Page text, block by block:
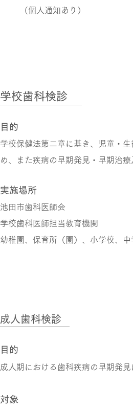
（個人通知あり）
学校歯科検診
目的
学校保健法第二章に基き、児童・
め、また疾病の早期発見・早期治
実施場所
池田市歯科医師会
学校歯科医師担当教育機関
幼稚園、保育所（園）、小学校、中
成人歯科検診
目的
成人期における歯科疾病の早期発
対象